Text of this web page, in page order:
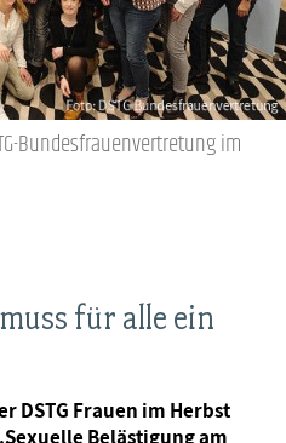
Bundesfrauenvertretung im
für alle ein
DSTG Frauen im Herbst
Belästigung am